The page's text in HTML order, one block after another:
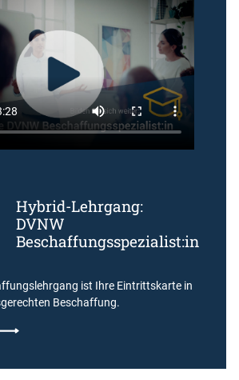
Hybrid-Lehrgang:
DVNW
Beschaffungsspezialist:in
ist Ihre Eintrittskarte in
Beschaffung.